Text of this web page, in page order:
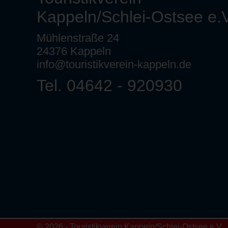
Kappeln/Schlei-Ostsee
Mühlenstraße 24
24376 Kappeln
info@touristikverein-kappeln.de
Tel. 04642 - 920930